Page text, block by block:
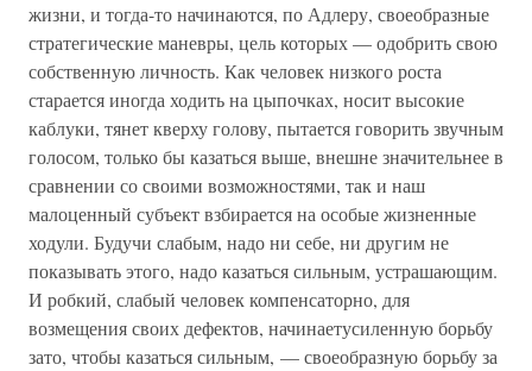
жизни, и тогда-то начинаются, по Адлеру, своеобразные
стратегические маневры, цель которых — одобрить свою
собственную личность. Как человек низкого роста
старается иногда ходить на цыпочках, носит высокие
каблуки, тянет кверху голову, пытается говорить звучным
голосом, только бы казаться выше, внешне значительнее в
сравнении со своими возможностями, так и наш
малоценный субъект взбирается на особые жизненные
ходули. Будучи слабым, надо ни себе, ни другим не
показывать этого, надо казаться сильным, устрашающим.
И робкий, слабый человек компенсаторно, для
возмещения своих дефектов, начинаетусиленную борьбу
зато, чтобы казаться сильным, — своеобразную борьбу за